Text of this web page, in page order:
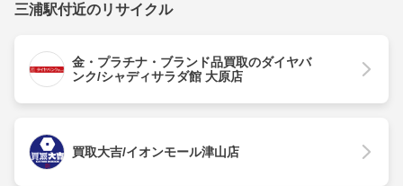
三浦駅付近のリサイクル
金・プラチナ・ブランド品買取のダイヤバ
ンク/シャディサラダ館 大原店
買取大吉/イオンモール津山店